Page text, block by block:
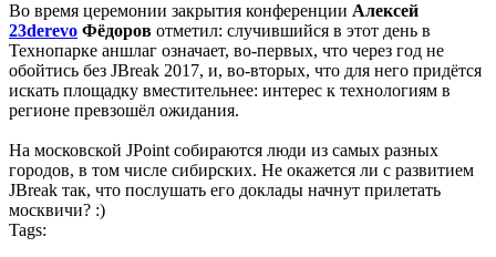
Во время церемонии закрытия конференции Алексей
23derevo Фёдоров отметил: случившийся в этот день в
Технопарке аншлаг означает, во-первых, что через год не
обойтись без JBreak 2017, и, во-вторых, что для него придётся
искать площадку вместительнее: интерес к технологиям в
регионе превзошёл ожидания.
На московской JPoint собираются люди из самых разных
городов, в том числе сибирских. Не окажется ли с развитием
JBreak так, что послушать его доклады начнут прилетать
москвичи? :)
Tags: